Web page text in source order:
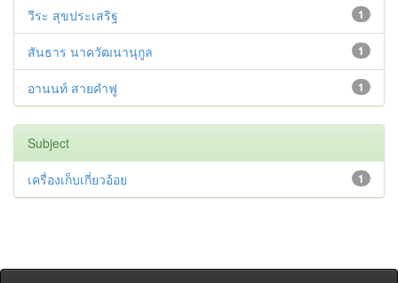
1
วีระ สุขประเสริฐ
1
สันธาร นาควัฒนานุกูล
1
อานนท์ สายคำฟู
Subject
1
เครื่องเก็บเกี่ยวอ้อย